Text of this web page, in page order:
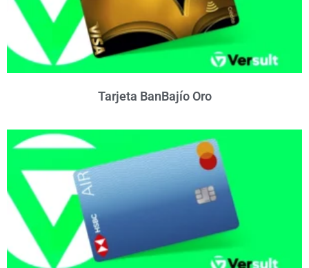
Tarjeta BanBajío Oro